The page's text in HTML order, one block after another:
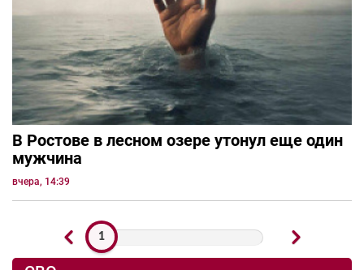
В Ростове в лесном озере утонул еще один
мужчина
вчера, 14:39
1